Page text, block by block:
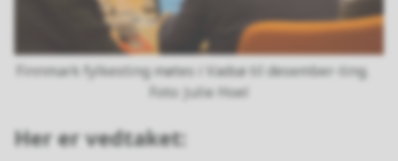
Finnmark fylkesting møtes i Vadsø til desember-ting.
Julie Hoel
Her er vedtaket: